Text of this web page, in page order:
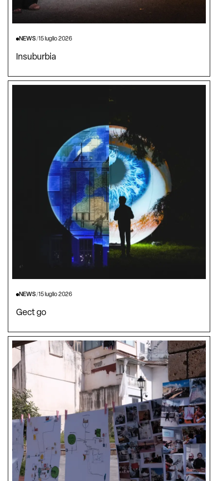
NEWS/15 luglio 2026
Insuburbia
NEWS/15 luglio 2026
Gect go